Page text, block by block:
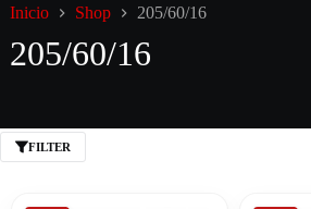
Inicio Shop 205/60/16
205/60/16
FILTER